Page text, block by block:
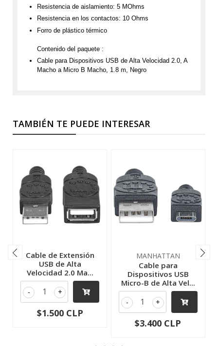
Resistencia de aislamiento: 5 MOhms
Resistencia en los contactos: 10 Ohms
Forro de plástico térmico
Contenido del paquete :
Cable para Dispositivos USB de Alta Velocidad 2.0, A
Macho a Micro B Macho, 1.8 m, Negro
TAMBIÉN TE PUEDE INTERESAR
Cable de Extensión
USB de Alta
Velocidad 2.0 Ma...
+
-
$1.500 CLP
MANHATTAN
Cable para
Dispositivos USB
Micro-B de Alta Vel...
+
-
$3.400 CLP